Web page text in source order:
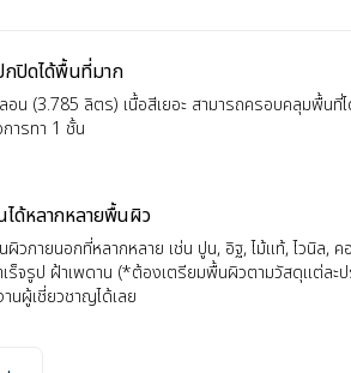
ปิดได้พื้นที่มาก
น (3.785 ลิตร) เนื้อสีเยอะ สามารถครอบคลุมพื้นที่
ารทา 1 ชั้น
ได้หลากหลายพื้นผิว
ผิวภายนอกที่หลากหลาย เช่น ปูน, อิฐ, ไม้แท้, ไวนิล,
ร็จรูป ฝ้าเพดาน (*ต้องเตรียมพื้นผิวตามวัสดุแต่ละป
นผู้เชี่ยวชาญได้เลย